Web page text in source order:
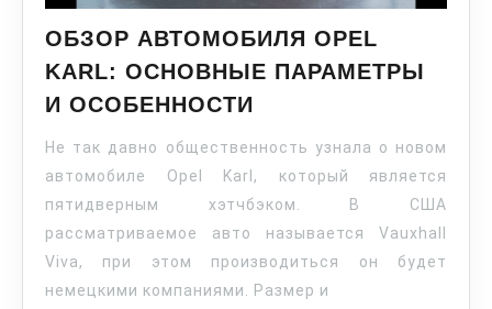
ОБЗОР АВТОМОБИЛЯ OPEL
KARL: ОСНОВНЫЕ ПАРАМЕТРЫ
И ОСОБЕННОСТИ
Не так давно общественность узнала о новом
автомобиле Opel Karl, который является
пятидверным хэтчбэком. В США
рассматриваемое авто называется Vauxhall
Viva, при этом производиться он будет
немецкими компаниями. Размер и